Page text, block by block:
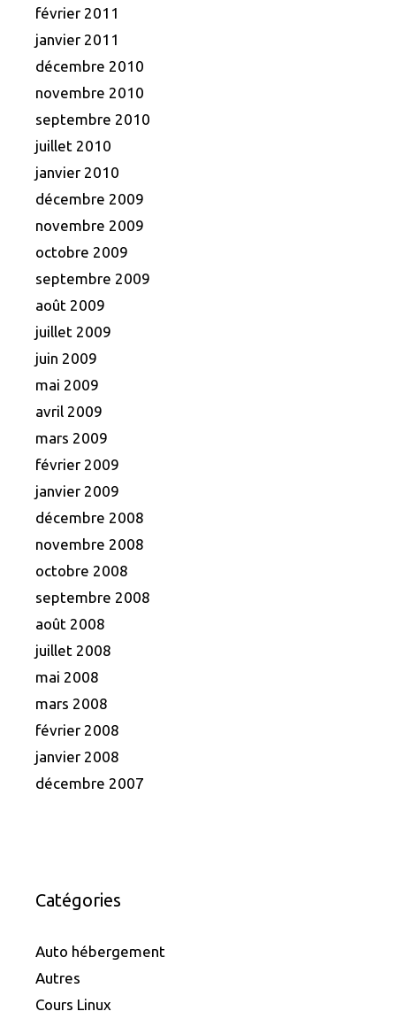
février 2011
janvier 2011
décembre 2010
novembre 2010
septembre 2010
juillet 2010
janvier 2010
décembre 2009
novembre 2009
octobre 2009
septembre 2009
août 2009
juillet 2009
juin 2009
mai 2009
avril 2009
mars 2009
février 2009
janvier 2009
décembre 2008
novembre 2008
octobre 2008
septembre 2008
août 2008
juillet 2008
mai 2008
mars 2008
février 2008
janvier 2008
décembre 2007
Catégories
Auto hébergement
Autres
Cours Linux